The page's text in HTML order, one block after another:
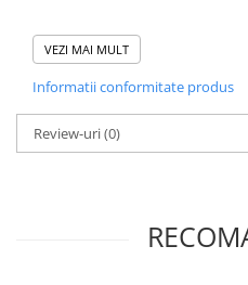
Design autentic:
autenticitatea locului.
Artă personalizată:Grafica
este realizata de Alex Maier,
un plus de unicitate fiecărui
VEZI MAI MULT
Informatii conformitate produs
Review-uri(0)